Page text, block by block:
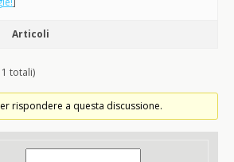
Articoli
totali)
rispondere a questa discussione.